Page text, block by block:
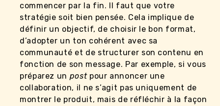
commencer par la fin. Il faut que votre
stratégie soit bien pensée. Cela implique de
définir un objectif, de choisir le bon format,
d’adopter un ton cohérent avec sa
communauté et de structurer son contenu en
fonction de son message. Par exemple, si vous
préparez un post pour annoncer une
collaboration, il ne s’agit pas uniquement de
montrer le produit, mais de réfléchir à la façon